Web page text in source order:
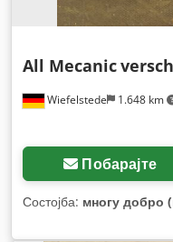
Wiefelstede 1.648 km
All Mecanic
Побарајте
Состојба: многу добро